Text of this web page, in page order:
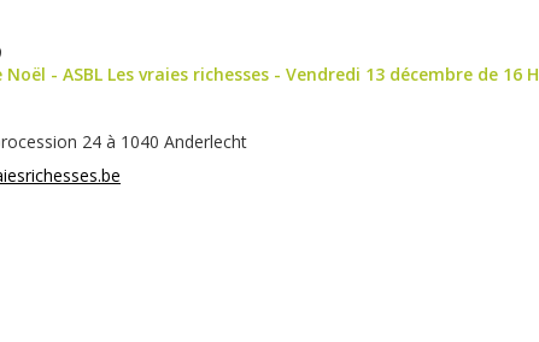
- ASBL Les vraies richesses - Vendredi 13 décembre de 16 H
24 à 1040 Anderlecht